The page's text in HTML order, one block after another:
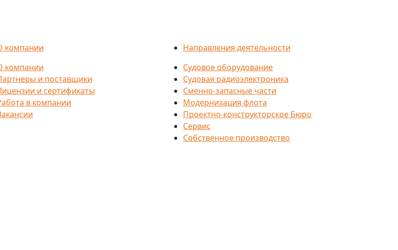
компании
компании
и поставщики
и сертификаты
в компании
Направления деятельности
Судовое оборудование
Судовая радиоэлектроника
Сменно-запасные части
Модернизация флота
Проектно-конструкторское Бюро
Сервис
Собственное производство